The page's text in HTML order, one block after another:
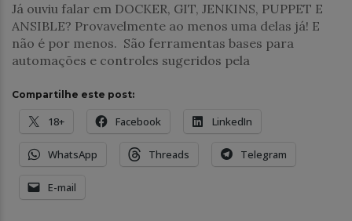
Já ouviu falar em DOCKER, GIT, JENKINS, PUPPET E
ANSIBLE? Provavelmente ao menos uma delas já! E
não é por menos. São ferramentas bases para
automações e controles sugeridos pela
Compartilhe este post:
18+ Facebook LinkedIn
WhatsApp Threads Telegram
E-mail